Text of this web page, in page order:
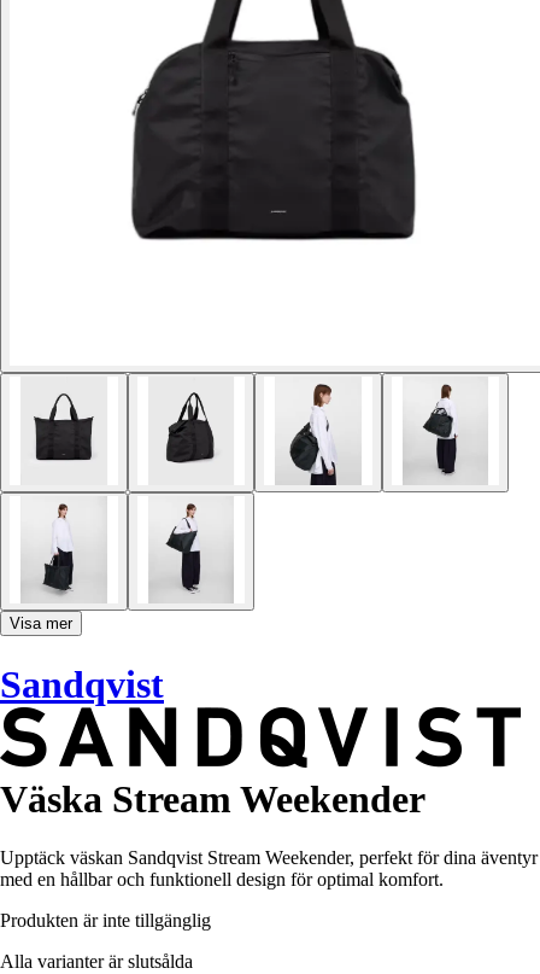
Visa mer
Sandqvist
Väska Stream Weekender
Upptäck väskan Sandqvist Stream Weekender, perfekt för dina äventyr
med en hållbar och funktionell design för optimal komfort.
Produkten är inte tillgänglig
Alla varianter är slutsålda